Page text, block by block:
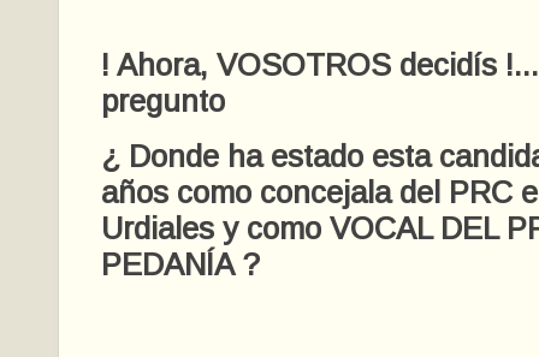
! Ahora, VOSOTROS decidís
pregunto
¿ Donde ha estado esta
años como concejala del PRC
Urdiales y como VOCAL DEL
PEDANÍA ?